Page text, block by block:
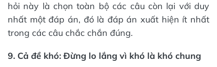
hỏi này là chọn toàn bộ các câu còn lại với duy
nhất một đáp án, đó là đáp án xuất hiện ít nhất
trong các câu chắc chắn đúng.
9. Cả đề khó: Đừng lo lắng vì khó là khó chung